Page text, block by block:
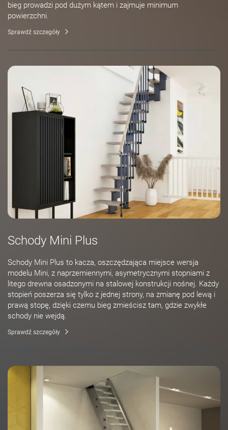
bieg prowadzi pod dużym kątem i zajmuje minimum
powierzchni.
Sprawdź szczegóły
Schody Mini Plus
Schody Mini Plus to kacza, oszczędzająca miejsce wersja
modelu Mini, z naprzemiennymi, asymetrycznymi stopniami z
litego drewna osadzonymi na stalowej konstrukcji nośnej. Każdy
stopień poszerza się tylko z jednej strony, na zmianę pod lewą i
prawą stopę, dzięki czemu bieg zmieścisz tam, gdzie zwykłe
schody nie wejdą.
Sprawdź szczegóły